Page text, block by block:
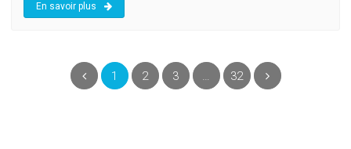
En savoir plus
Précédent
1 (current)
2 3 … 32 Suivant